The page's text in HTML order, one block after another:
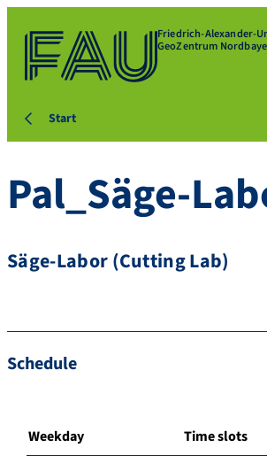
Friedrich-Alexander-
GeoZentrum
Start
Pal_Säge-
Säge-Labor (Cutting Lab)
Schedule
Weekday Time slots